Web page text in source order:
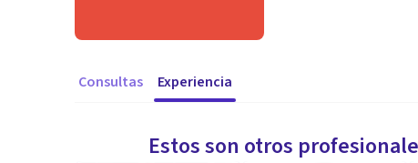
Consultas Experiencia
Estos son otros